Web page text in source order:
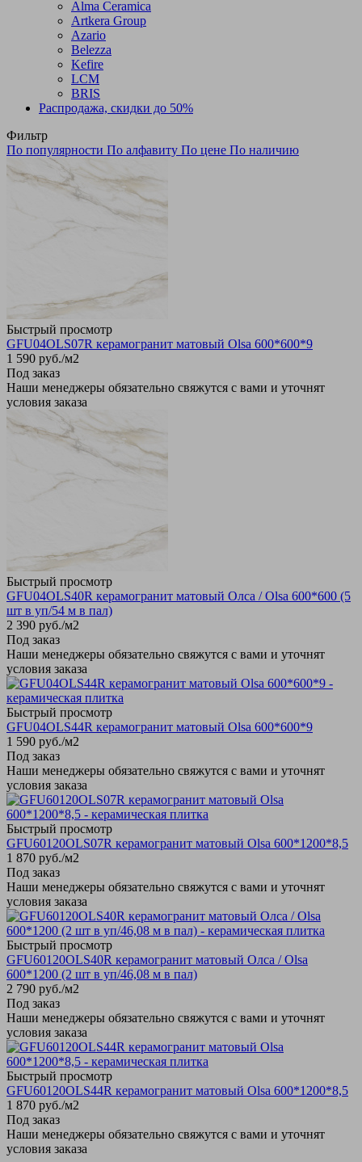
Alma Ceramica
Artkera Group
Azario
Belezza
Kefire
LCM
BRIS
Распродажа, скидки до 50%
Фильтр
По популярности По алфавиту По цене По наличию
Быстрый просмотр
GFU04OLS07R керамогранит матовый Olsa 600*600*9
1 590 руб./м2
Под заказ
Наши менеджеры обязательно свяжутся с вами и уточнят
условия заказа
Быстрый просмотр
GFU04OLS40R керамогранит матовый Олса / Olsa 600*600 (5
шт в уп/54 м в пал)
2 390 руб./м2
Под заказ
Наши менеджеры обязательно свяжутся с вами и уточнят
условия заказа
Быстрый просмотр
GFU04OLS44R керамогранит матовый Olsa 600*600*9
1 590 руб./м2
Под заказ
Наши менеджеры обязательно свяжутся с вами и уточнят
условия заказа
Быстрый просмотр
GFU60120OLS07R керамогранит матовый Olsa 600*1200*8,5
1 870 руб./м2
Под заказ
Наши менеджеры обязательно свяжутся с вами и уточнят
условия заказа
Быстрый просмотр
GFU60120OLS40R керамогранит матовый Олса / Olsa
600*1200 (2 шт в уп/46,08 м в пал)
2 790 руб./м2
Под заказ
Наши менеджеры обязательно свяжутся с вами и уточнят
условия заказа
Быстрый просмотр
GFU60120OLS44R керамогранит матовый Olsa 600*1200*8,5
1 870 руб./м2
Под заказ
Наши менеджеры обязательно свяжутся с вами и уточнят
условия заказа